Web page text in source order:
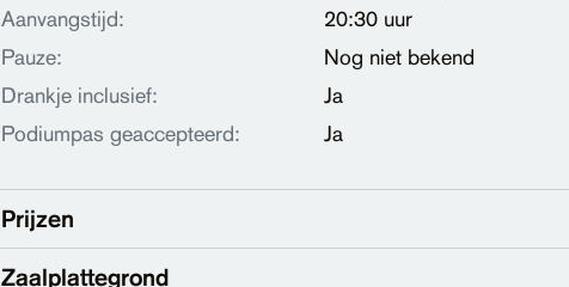
Aanvangstijd:
20:30 uur
Pauze:
Nog niet bekend
Drankje inclusief:
Ja
Podiumpas geaccepteerd:
Ja
Prijzen
Zaalplattegrond